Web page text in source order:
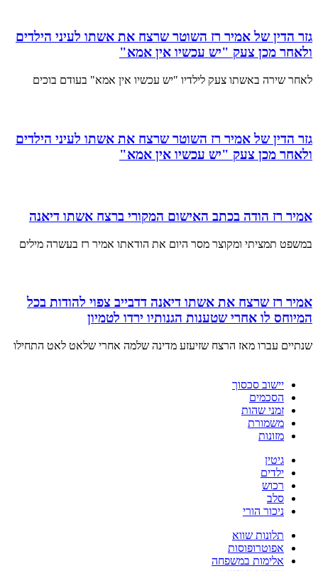
גזר הדין של אמיר רז השוטר שרצח את אשתו לעיני הילדים
ולאחר מכן צעק "יש עכשיו אין אמא"
לאחר שירה באשתו צעק לילדיו "יש עכשיו אין אמא" בעודם בוכים
גזר הדין של אמיר רז השוטר שרצח את אשתו לעיני הילדים
ולאחר מכן צעק "יש עכשיו אין אמא"
אמיר רז הודה בכתב האישום המקורי ברצח אשתו דיאנה
במשפט תמציתי ומקוצר מסר היום את הודאתו אמיר רז בעשרה מילים
אמיר רז שרצח את אשתו דיאנה דדבייב צפוי להודות בכל
המיוחס לו אחרי שטענות הגנותיו ירדו לטמיון
שנתיים עברו מאז הרצח שזיעזע מדינה שלמה אחרי שלאט לאט התחילו
יישוב סכסוך
הסכמים
זמני שהות
משמורת
מזונות
גיטין
ילדים
רכוש
סלב
ניכור הורי
תלונות שווא
אפוטרופוסות
אלימות במשפחה